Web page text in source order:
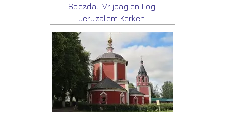
Soezdal: Vrijdag en Log
Jeruzalem Kerken